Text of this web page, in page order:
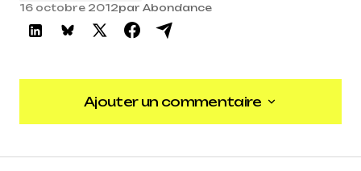
16 octobre 2012par Abondance
Ajouter un commentaire
Ajouter un commentaire